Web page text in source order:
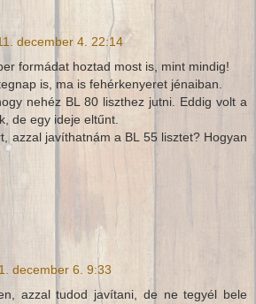
december 4. 22:14
formádat hoztad most is, mint mindig!
is, ma is fehérkenyeret jénaiban.
nehéz BL 80 liszthez jutni. Eddig volt a
de egy ideje eltűnt.
azzal javíthatnám a BL 55 lisztet? Hogyan
december 6. 9:33
azzal tudod javítani, de ne tegyél bele